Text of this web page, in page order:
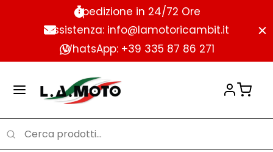
Spedizione in 24/72 Ore
Assistenza: info@lamotoricambit.it
WhatsApp: +39 335 87 86 271